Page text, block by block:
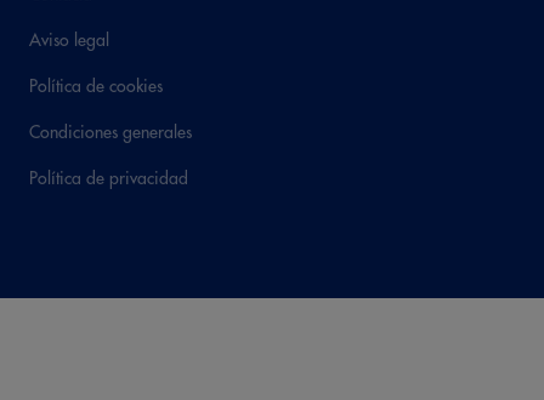
Aviso legal
Política de cookies
Condiciones generales
Política de privacidad